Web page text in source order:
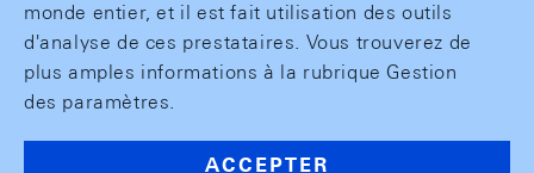
monde entier, et il est fait utilisation des outils
d'analyse de ces prestataires. Vous trouverez de
plus amples informations à la rubrique Gestion
des paramètres.
ACCEPTER